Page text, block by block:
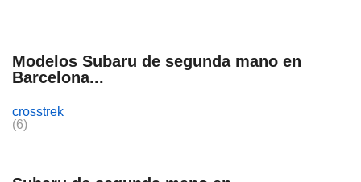
Modelos Subaru de segunda mano en
Barcelona...
crosstrek
(6)